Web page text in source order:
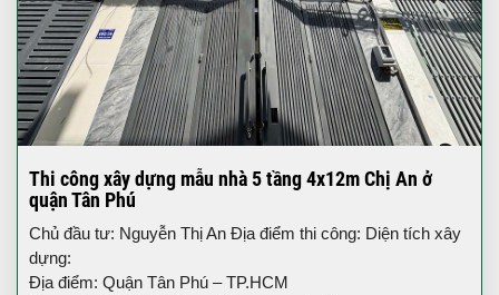
Thi công xây dựng mẫu nhà 5 tầng 4x12m Chị An ở
quận Tân Phú
Chủ đầu tư: Nguyễn Thị An Địa điểm thi công: Diện tích xây
dựng:
Địa điểm: Quận Tân Phú – TP.HCM